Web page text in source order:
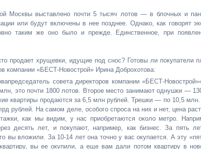
Москвы выставлено почти 5 тысяч лотов — в блочных и
или будут включены в нее позднее. Однако, как говорят
таким же оно было и прежде. Единственное, при
продает хрущевки, идущие под снос? Готовы ли покупатели
компании «БЕСТ-Новострой» Ирина Доброхотова:
совета директоров компании «БЕСТ-
это почти 1800 лотов. Второе место занимают однушки —
квартиры продаются за 6,5 млн рублей. Трешки — по 10,5
рублей. На самом деле, особого спроса на них и нет, цена
как мы видим, у нас приобретаются около метро.
десять лет, и покупают, например, как бизнес. За пять
вы вложили. За 10-14 лет она точно у вас окупается. А эту
вы ее окупили, а еще вам дали потом квартиру в